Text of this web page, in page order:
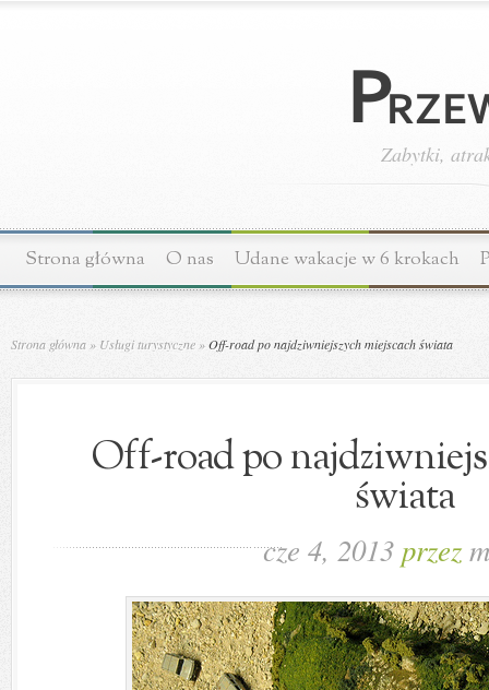
Zabytki,
Strona główna O nas Udane wakacje w 6 krokach
Strona główna » Usługi turystyczne »Off-road po najdziwniejszych miejscach świata
Off-road po
świata
cze 4, 2013 przez